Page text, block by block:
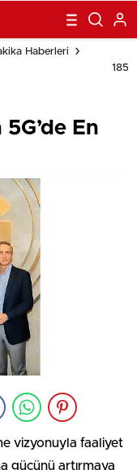
Haberleri
185
En
vizyonuyla faaliyet
gücünü artırmaya